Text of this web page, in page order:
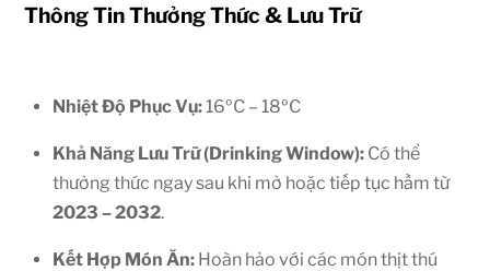
Thông Tin Thưởng Thức & Lưu Trữ
Nhiệt Độ Phục Vụ:16ºC – 18ºC
Khả Năng Lưu Trữ (Drinking Window): Có thể
thưởng thức ngay sau khi mở hoặc tiếp tục hầm từ
2023 – 2032.
Kết Hợp Món Ăn: Hoàn hảo với các món thịt thú